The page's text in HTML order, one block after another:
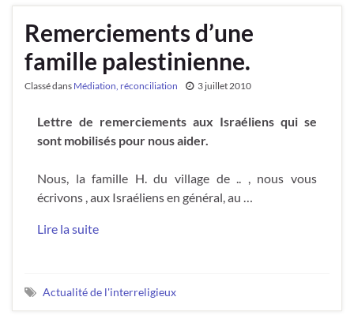
Remerciements d’une
famille palestinienne.
Classé dans Médiation, réconciliation 3 juillet 2010
Lettre de remerciements aux Israéliens qui se
sont mobilisés pour nous aider.
Nous, la famille H. du village de .. , nous vous
écrivons , aux Israéliens en général, au …
Lire la suite
Actualité de l'interreligieux